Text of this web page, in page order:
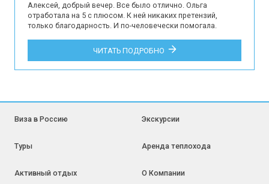
Алексей, добрый вечер. Все было отлично. Ольга
отработала на 5 с плюсом. К ней никаких претензий,
только благодарность. И по-человечески помогала.
уровне, я не придирчив, как многие, к ерунде не стал бы
придираться, но по мне даже ерунды не было. Это про все
отработал на 146%, как говорится. Так что приятно было
июля 2026 года.
ЧИТАТЬ ПОДРОБНО
Виза в Россию Экскурсии
Туры Аренда теплохода
Активный отдых О Компании